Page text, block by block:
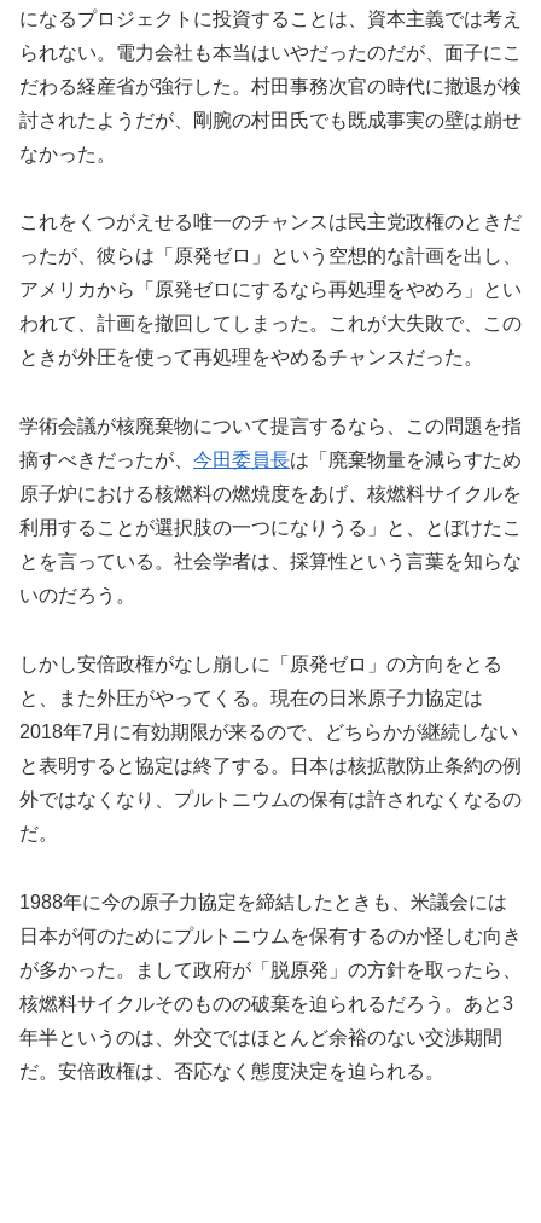
になるプロジェクトに投資することは、資本主義では考え
られない。電力会社も本当はいやだったのだが、面子にこ
だわる経産省が強行した。村田事務次官の時代に撤退が検
討されたようだが、剛腕の村田氏でも既成事実の壁は崩せ
なかった。
これをくつがえせる唯一のチャンスは民主党政権のときだ
ったが、彼らは「原発ゼロ」という空想的な計画を出し、
アメリカから「原発ゼロにするなら再処理をやめろ」とい
われて、計画を撤回してしまった。これが大失敗で、この
ときが外圧を使って再処理をやめるチャンスだった。
学術会議が核廃棄物について提言するなら、この問題を指
摘すべきだったが、 今田委員長は「廃棄物量を減らすため
原子炉における核燃料の燃焼度をあげ、核燃料サイクルを
利用することが選択肢の一つになりうる」と、とぼけたこ
とを言っている。社会学者は、採算性という言葉を知らな
いのだろう。
しかし安倍政権がなし崩しに「原発ゼロ」の方向をとる
と、また外圧がやってくる。現在の日米原子力協定は
2018年7月に有効期限が来るので、どちらかが継続しない
と表明すると協定は終了する。日本は核拡散防止条約の例
外ではなくなり、プルトニウムの保有は許されなくなるの
だ。
1988年に今の原子力協定を締結したときも、米議会には
日本が何のためにプルトニウムを保有するのか怪しむ向き
が多かった。まして政府が「脱原発」の方針を取ったら、
核燃料サイクルそのものの破棄を迫られるだろう。あと3
年半というのは、外交ではほとんど余裕のない交渉期間
だ。安倍政権は、否応なく態度決定を迫られる。